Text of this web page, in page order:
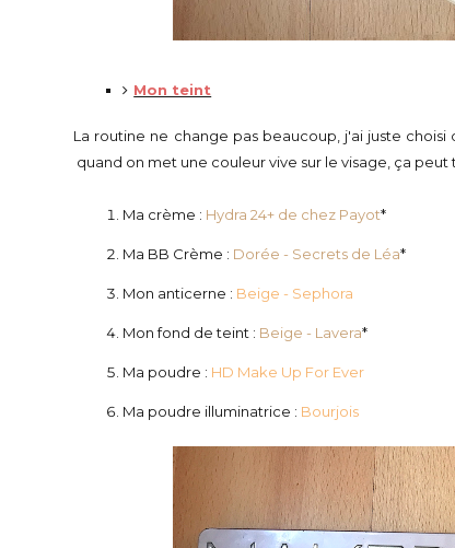
Mon teint
La routine ne change pas beaucoup, j'ai juste
quand on met une couleur vive sur le visage, ça
Ma crème : Hydra 24+ de chez Payot*
Ma BB Crème : Dorée - Secrets de Léa*
Mon anticerne : Beige - Sephora
Mon fond de teint : Beige - Lavera*
Ma poudre : HD Make Up For Ever
Ma poudre illuminatrice : Bourjois